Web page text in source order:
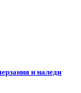
и наледи